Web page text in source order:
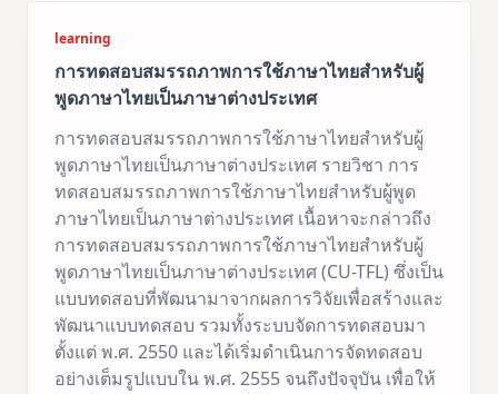
learning
การทดสอบสมรรถภาพการใช้ภาษาไทยสำหรับผู้
พูดภาษาไทยเป็นภาษาต่างประเทศ
การทดสอบสมรรถภาพการใช้ภาษาไทยสำหรับผู้
พูดภาษาไทยเป็นภาษาต่างประเทศ รายวิชา การ
ทดสอบสมรรถภาพการใช้ภาษาไทยสำหรับผู้พูด
ภาษาไทยเป็นภาษาต่างประเทศ เนื้อหาจะกล่าวถึง
การทดสอบสมรรถภาพการใช้ภาษาไทยสำหรับผู้
พูดภาษาไทยเป็นภาษาต่างประเทศ (CU-TFL) ซึ่งเป็น
แบบทดสอบที่พัฒนามาจากผลการวิจัยเพื่อสร้างและ
พัฒนาแบบทดสอบ รวมทั้งระบบจัดการทดสอบมา
ตั้งแต่ พ.ศ. 2550 และได้เริ่มดำเนินการจัดทดสอบ
อย่างเต็มรูปแบบใน พ.ศ. 2555 จนถึงปัจจุบัน เพื่อให้